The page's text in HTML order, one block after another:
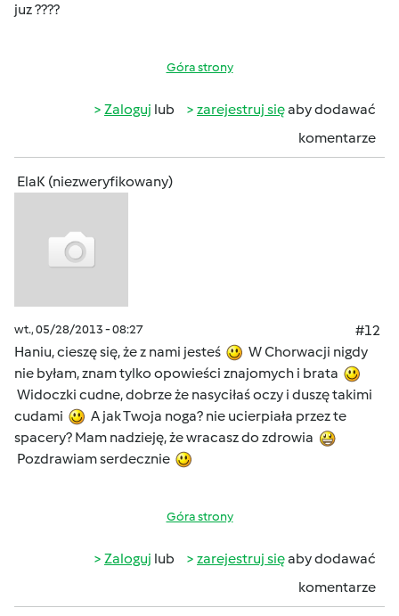
juz ????
Góra strony
Zaloguj lub zarejestruj sięaby dodawać
komentarze
ElaK (niezweryfikowany)
wt., 05/28/2013 - 08:27
#12
Haniu, cieszę się, że z nami jesteś
W Chorwacji nigdy
nie byłam, znam tylko opowieści znajomych i brata
Widoczki cudne, dobrze że nasyciłaś oczy i duszę takimi
cudami
A jak Twoja noga? nie ucierpiała przez te
spacery? Mam nadzieję, że wracasz do zdrowia
Pozdrawiam serdecznie
Góra strony
Zaloguj lub zarejestruj sięaby dodawać
komentarze